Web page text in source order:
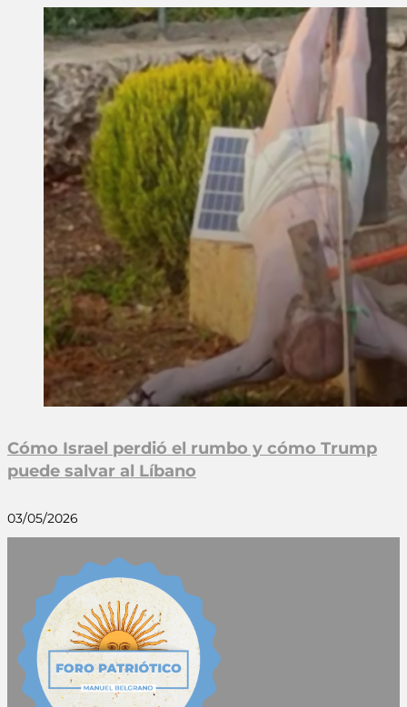
Cómo Israel perdió el rumbo y cómo Trump
puede salvar al Líbano
03/05/2026